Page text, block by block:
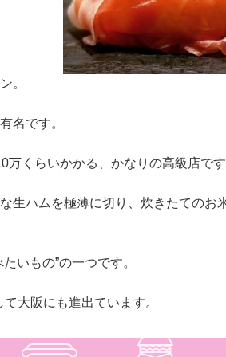
。
名です。
くらいかかる、かなりの高級店です
生ハムを極薄に切り、炊きたてのお
いもの”の一つです。
」として大阪にも進出ていま